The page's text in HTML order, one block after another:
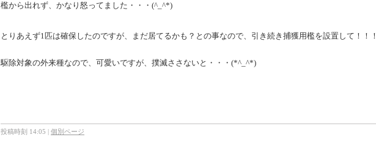
檻から出れず、かなり怒ってました・・・(^_^*)
とりあえず1匹は確保したのですが、まだ居てるかも？との事なので、引き続き捕獲用檻を設置して！！！
駆除対象の外来種なので、可愛いですが、撲滅ささないと・・・(*^_^*)
投稿時刻 14:05 | 個別ページ